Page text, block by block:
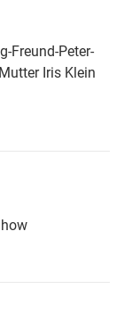
Freund-Peter-
Iris Klein